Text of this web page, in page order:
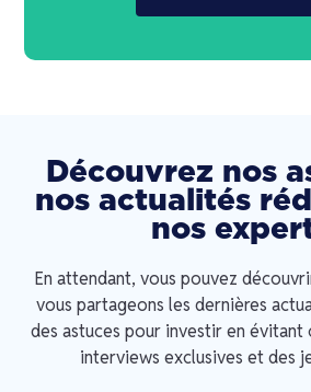
Découvrez nos
nos actualités
nos
En attendant, vous pouvez
vous partageons les dernières
des astuces pour investir en évitant
interviews exclusives et des